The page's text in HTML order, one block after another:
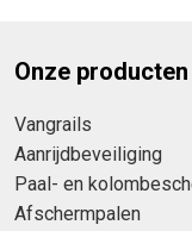
Onze producten
Vangrails
Aanrijdbeveiliging
Paal- en
Afschermpalen